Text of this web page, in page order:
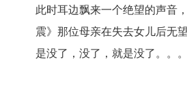
此时耳边飘来一个绝望的声音
震》那位母亲在失去女儿后无
是没了，没了，就是没了。。